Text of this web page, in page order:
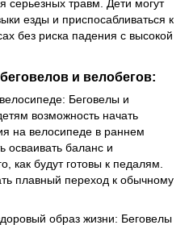
серьезных травм. Дети могут
езды и приспосабливаться к
без риска падения с высокой
и велобегов:
Беговелы и
возможность начать
на велосипеде в раннем
осваивать баланс и
как будут готовы к педалям.
плавный переход к обычному
образ жизни: Беговелы